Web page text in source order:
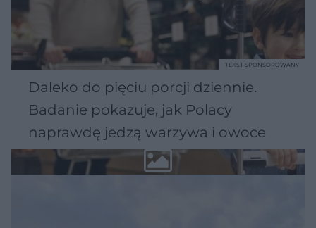
Daleko do pięciu porcji dziennie.
Badanie pokazuje, jak Polacy
naprawdę jedzą warzywa i owoce
TEKST SPONSOROWANY